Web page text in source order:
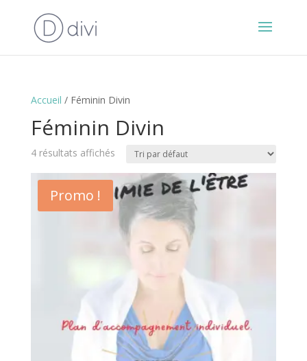
Accueil / Féminin Divin
Féminin Divin
4 résultats affichés
Promo !